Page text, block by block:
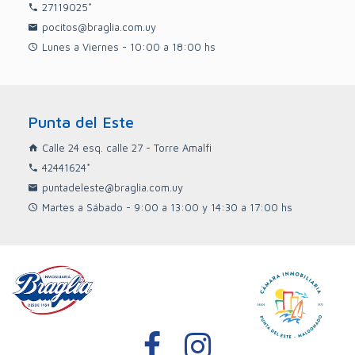
27119025*
pocitos@braglia.com.uy
Lunes a Viernes - 10:00 a 18:00 hs
Punta del Este
Calle 24 esq. calle 27 - Torre Amalfi
42441624*
puntadeleste@braglia.com.uy
Martes a Sábado - 9:00 a 13:00 y 14:30 a 17:00 hs